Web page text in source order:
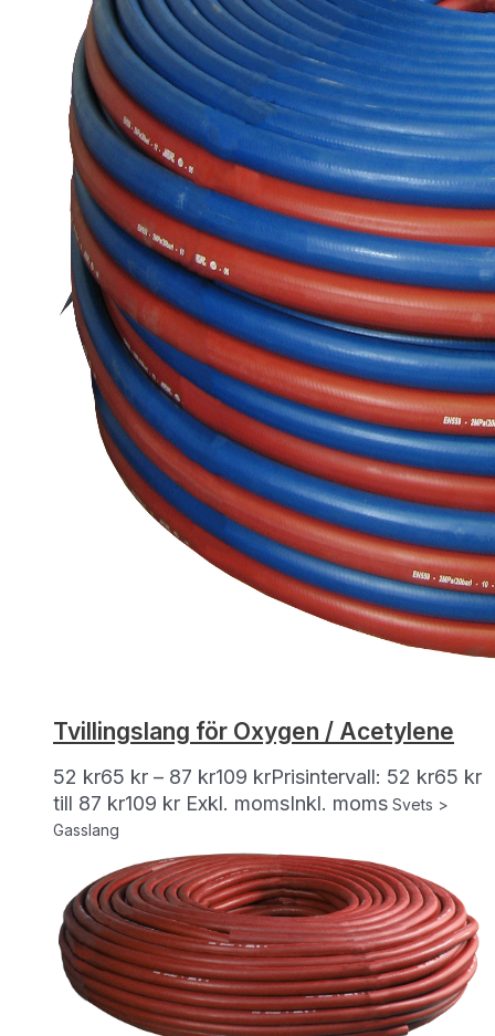
Tvillingslang för Oxygen / Acetylene
52 kr65 kr – 87 kr109 krPrisintervall: 52 kr65 kr
till 87 kr109 kr Exkl. momsInkl. moms Svets >
Gasslang